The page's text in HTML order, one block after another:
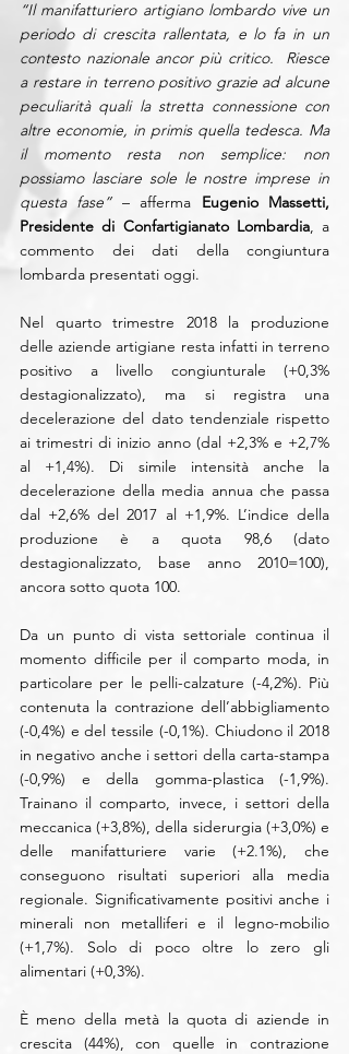
“Il manifatturiero artigiano lombardo vive un
periodo di crescita rallentata, e lo fa in un
contesto nazionale ancor più critico.  Riesce
a restare in terreno positivo grazie ad alcune
peculiarità quali la stretta connessione con
altre economie, in primis quella tedesca. Ma
il momento resta non semplice: non
possiamo lasciare sole le nostre imprese in
questa fase” – afferma Eugenio Massetti,
Presidente di Confartigianato Lombardia, a
commento dei dati della congiuntura
lombarda presentati oggi.
Nel quarto trimestre 2018 la produzione
delle aziende artigiane resta infatti in terreno
positivo a livello congiunturale (+0,3%
destagionalizzato), ma si registra una
decelerazione del dato tendenziale rispetto
ai trimestri di inizio anno (dal +2,3% e +2,7%
al +1,4%). Di simile intensità anche la
decelerazione della media annua che passa
dal +2,6% del 2017 al +1,9%. L’indice della
produzione è a quota 98,6 (dato
destagionalizzato, base anno 2010=100),
ancora sotto quota 100.
Da un punto di vista settoriale continua il
momento difficile per il comparto moda, in
particolare per le pelli-calzature (-4,2%). Più
contenuta la contrazione dell’abbigliamento
(-0,4%) e del tessile (-0,1%). Chiudono il 2018
in negativo anche i settori della carta-stampa
(-0,9%) e della gomma-plastica (-1,9%).
Trainano il comparto, invece, i settori della
meccanica (+3,8%), della siderurgia (+3,0%) e
delle manifatturiere varie (+2.1%), che
conseguono risultati superiori alla media
regionale. Significativamente positivi anche i
minerali non metalliferi e il legno-mobilio
(+1,7%). Solo di poco oltre lo zero gli
alimentari (+0,3%).
È meno della metà la quota di aziende in
crescita (44%), con quelle in contrazione